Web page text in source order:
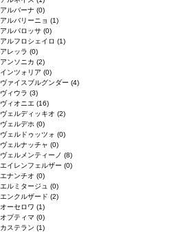
アルバーナ (0)
アルバリーニョ (1)
アルバロッサ (0)
アルフロシェイロ (1)
アレッラ (0)
アンソニカ (2)
インツォリア (0)
ヴァイスブルグンダー (4)
ヴィウラ (3)
ヴィオニエ (16)
ヴェルディッキオ (2)
ヴェルデホ (0)
ヴェルドゥッツォ (0)
ヴェルナッチャ (0)
ヴェルメンティーノ (8)
エイレンフェルザー (0)
エナンチオ (0)
エルミタージュ (0)
エンクルザード (2)
オーセロワ (1)
オプティマ (0)
カステラン (1)